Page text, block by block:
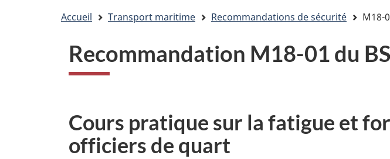
Accueil Transport maritime Recommandations de sécurité M18-
Recommandation M18-01 du
Cours pratique sur la fatigue et
officiers de quart